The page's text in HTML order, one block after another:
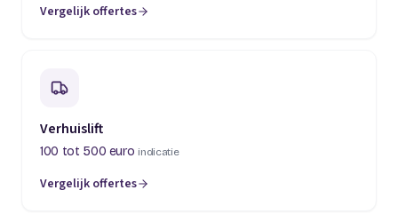
Vergelijk offertes
(opent in een nieuw tabblad)
Verhuislift
100 tot 500 euro indicatie
Vergelijk offertes
(opent in een nieuw tabblad)